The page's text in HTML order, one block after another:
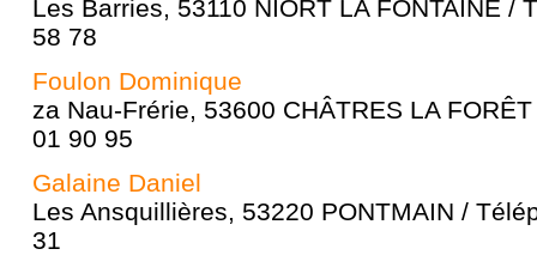
Les Barries, 53110 NIORT LA FONTAINE /
58 78
Foulon Dominique
za Nau-Frérie, 53600 CHÂTRES LA
01 90 95
Galaine Daniel
Les Ansquillières, 53220 PONTMAIN /
31